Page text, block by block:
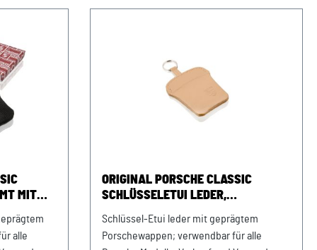
MIT
alle
ORIGINAL PORSCHE CLASSIC
SCHLÜSSELETUI LEDER,
Schlüssel-Etui leder mit geprägtem
Porschewappen; verwendbar für alle